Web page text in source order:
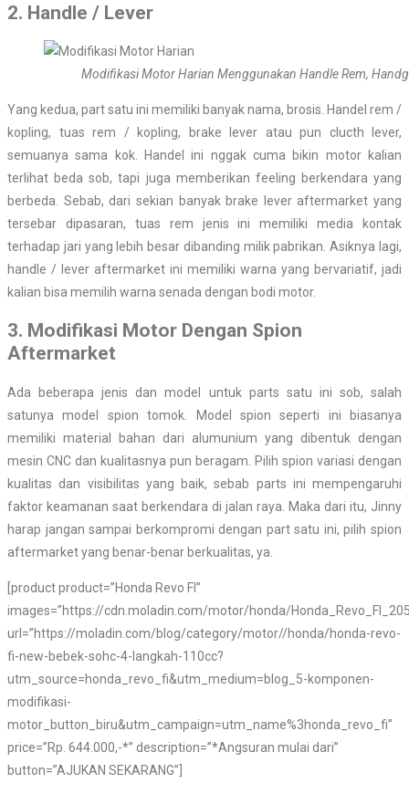
2. Handle / Lever
Modifikasi Motor Harian Menggunakan Handle Rem,
Yang kedua, part satu ini memiliki banyak nama, brosis. Handel rem /
kopling, tuas rem / kopling, brake lever atau pun clucth lever,
semuanya sama kok. Handel ini nggak cuma bikin motor kalian
terlihat beda sob, tapi juga memberikan feeling berkendara yang
berbeda. Sebab, dari sekian banyak brake lever aftermarket yang
tersebar dipasaran, tuas rem jenis ini memiliki media kontak
terhadap jari yang lebih besar dibanding milik pabrikan. Asiknya lagi,
handle / lever aftermarket ini memiliki warna yang bervariatif, jadi
kalian bisa memilih warna senada dengan bodi motor.
3. Modifikasi Motor Dengan Spion
Aftermarket
Ada beberapa jenis dan model untuk parts satu ini sob, salah
satunya model spion tomok. Model spion seperti ini biasanya
memiliki material bahan dari alumunium yang dibentuk dengan
mesin CNC dan kualitasnya pun beragam. Pilih spion variasi dengan
kualitas dan visibilitas yang baik, sebab parts ini mempengaruhi
faktor keamanan saat berkendara di jalan raya. Maka dari itu, Jinny
harap jangan sampai berkompromi dengan part satu ini, pilih spion
aftermarket yang benar-benar berkualitas, ya.
[product product=”Honda Revo FI”
images=”https://cdn.moladin.com/motor/honda/
url=”https://moladin.com/blog/category/motor//honda/honda-revo-
fi-new-bebek-sohc-4-langkah-110cc?
utm_source=honda_revo_fi&utm_medium=blog_5-komponen-
modifikasi-
motor_button_biru&utm_campaign=utm_name%3honda_revo_fi”
price=”Rp. 644.000,-*” description=”*Angsuran mulai dari”
button=”AJUKAN SEKARANG”]